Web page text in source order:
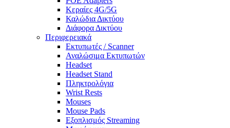
Κεραίες 4G/5G
Καλώδια Δικτύου
Διάφορα Δικτύου
Περιφερειακά
Εκτυπωτές / Scanner
Αναλώσιμα Εκτυπωτών
Headset
Headset Stand
Πληκτρολόγια
Wrist Rests
Mouses
Mouse Pads
Εξοπλισμός Streaming